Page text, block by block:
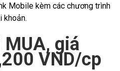
Mobile kèm các chương trình
khoản.
MUA, giá
VND/cp